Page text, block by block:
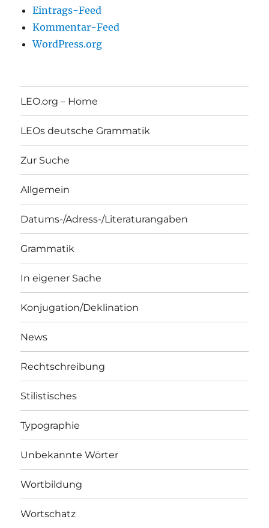
Eintrags-Feed
Kommentar-Feed
WordPress.org
LEO.org – Home
LEOs deutsche Grammatik
Zur Suche
Allgemein
Datums-/Adress-/Literaturangaben
Grammatik
In eigener Sache
Konjugation/Deklination
News
Rechtschreibung
Stilistisches
Typographie
Unbekannte Wörter
Wortbildung
Wortschatz